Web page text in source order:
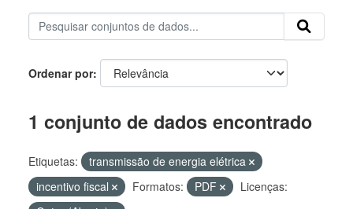
Ordenar por
1 conjunto de dados encontrado
Etiquetas:
transmissão de energia elétrica
incentivo fiscal
Formatos: PDF
Licenças: